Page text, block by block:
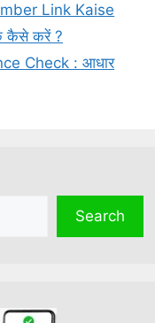
Link Kaise
कैसे करें ?
Check : आधार
Search